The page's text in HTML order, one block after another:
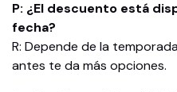
P: ¿El descuento está
fecha?
R: Depende de la
antes te da más opciones.